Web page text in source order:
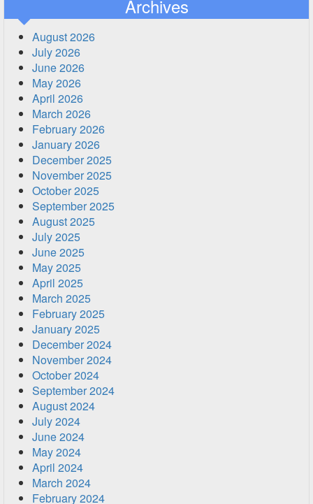
Archives
August 2026
July 2026
June 2026
May 2026
April 2026
March 2026
February 2026
January 2026
December 2025
November 2025
October 2025
September 2025
August 2025
July 2025
June 2025
May 2025
April 2025
March 2025
February 2025
January 2025
December 2024
November 2024
October 2024
September 2024
August 2024
July 2024
June 2024
May 2024
April 2024
March 2024
February 2024